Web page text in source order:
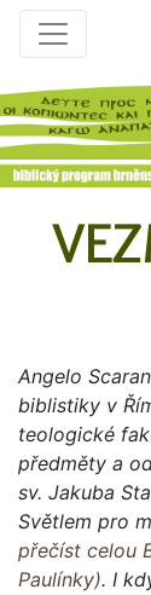
Angelo
biblistiky v
teologické
předměty a
sv. Jakuba
Světlem pro
přečíst celou
Paulínky). I